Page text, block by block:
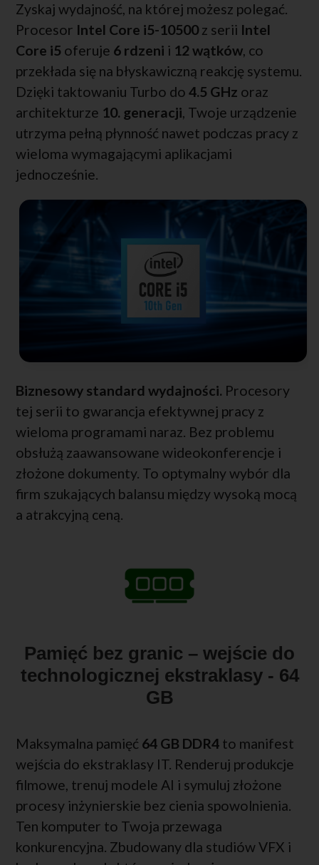
Zyskaj wydajność, na której możesz polegać.
Procesor Intel Core i5-10500 z serii Intel
Core i5 oferuje 6 rdzeni i 12 wątków, co
przekłada się na błyskawiczną reakcję systemu.
Dzięki taktowaniu Turbo do 4.5 GHz oraz
architekturze 10. generacji, Twoje urządzenie
utrzyma pełną płynność nawet podczas pracy z
wieloma wymagającymi aplikacjami
jednocześnie.
Biznesowy standard wydajności. Procesory
tej serii to gwarancja efektywnej pracy z
wieloma programami naraz. Bez problemu
obsłużą zaawansowane wideokonferencje i
złożone dokumenty. To optymalny wybór dla
firm szukających balansu między wysoką mocą
a atrakcyjną ceną.
Pamięć bez granic – wejście do
technologicznej ekstraklasy - 64
GB
Maksymalna pamięć 64 GB DDR4 to manifest
wejścia do ekstraklasy IT. Renderuj produkcje
filmowe, trenuj modele AI i symuluj złożone
procesy inżynierskie bez cienia spowolnienia.
Ten komputer to Twoja przewaga
konkurencyjna. Zbudowany dla studiów VFX i